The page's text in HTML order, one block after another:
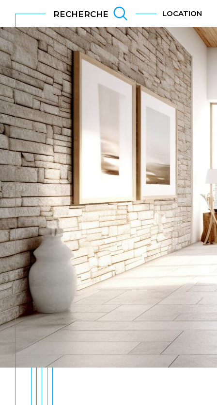
LOCATION
RECHERCHE
Acheter
de l'ancien
de l'ancien
de l'immo pro
de
TYPE DE BIEN